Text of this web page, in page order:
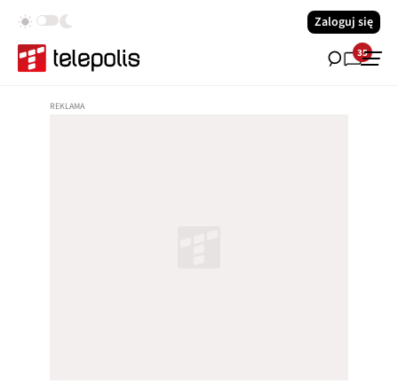
Zaloguj się
35